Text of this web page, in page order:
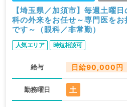
【埼玉県／加須市】毎週土曜
科の外来をお任せ～専門医を
です～（眼科／非常勤）
人気エリア 時短相談可
給与 日給90,000円
勤務曜日 土